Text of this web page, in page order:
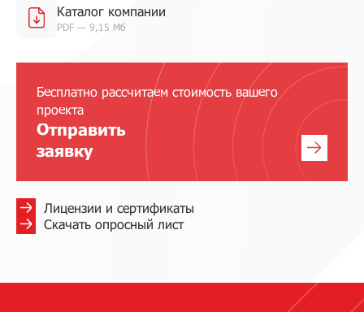
Каталог компании
PDF — 9,15 Мб
Бесплатно рассчитаем стоимость вашего
проекта
Отправить
заявку
Лицензии и сертификаты
Скачать опросный лист